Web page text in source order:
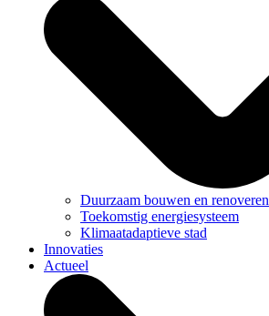
Duurzaam bouwen en renoveren
Toekomstig energiesysteem
Klimaatadaptieve stad
Innovaties
Actueel